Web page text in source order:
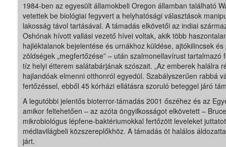
1984-ben az egyesült államokbeli Oregon államban található
vetettek be biológiai fegyvert a helyhatósági választások
lakosság távol tartásával. A támadás elkövetői az indiai
Oshónak hívott vallási vezető hívei voltak, akik több
hajléktalanok bejelentése és urnákhoz küldése, ajtókilincsek
zöldségek „megfertőzése” – után szalmonellavírust tartalmazó
tíz helyi étterem salátabárjának szószait. „Az emberek halálra
hajlandóak elmenni otthonról egyedül. Szabályszerűen rabbá
fertőzéssel, ebből 45 kórházi ellátásra szoruló beteggel járó
A legutóbbi jelentős bioterror-támadás 2001 őszéhez és az
amikor feltehetően – az azóta öngyilkosságot elkövetett –
mikrobiológus lépfene-baktériumokkal fertőzött leveleket
médiavilágbeli közszereplőkhöz. A támadás öt halálos
járt.